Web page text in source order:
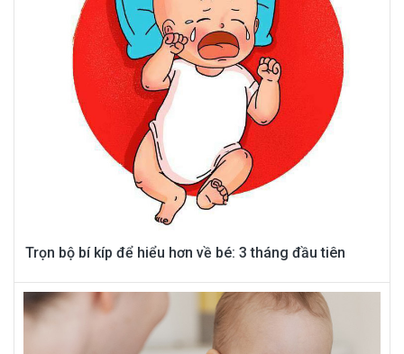
Trọn bộ bí kíp để hiểu hơn về bé: 3 tháng đầu tiên